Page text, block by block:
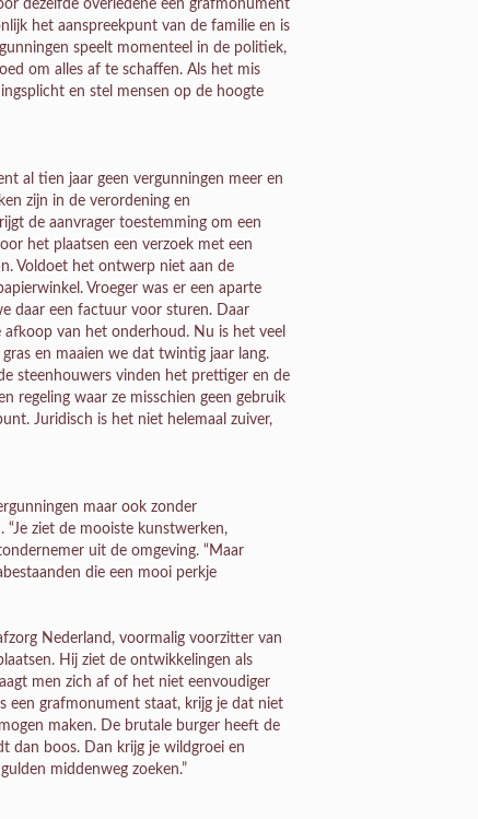
dezelfde overledene een grafmonument
het aanspreekpunt van de familie en is
speelt momenteel in de politiek,
om alles af te schaffen. Als het mis
en stel mensen op de hoogte
al tien jaar geen vergunningen meer en
zijn in de verordening en
de aanvrager toestemming om een
het plaatsen een verzoek met een
Voldoet het ontwerp niet aan de
Vroeger was er een aparte
daar een factuur voor sturen. Daar
van het onderhoud. Nu is het veel
gras en maaien we dat twintig jaar lang.
steenhouwers vinden het prettiger en de
regeling waar ze misschien geen gebruik
Juridisch is het niet helemaal zuiver,
maar ook zonder
ziet de mooiste kunstwerken,
uit de omgeving. “Maar
die een mooi perkje
Nederland, voormalig voorzitter van
Hij ziet de ontwikkelingen als
men zich af of het niet eenvoudiger
een grafmonument staat, krijg je dat niet
maken. De brutale burger heeft de
dan boos. Dan krijg je wildgroei en
middenweg zoeken.”